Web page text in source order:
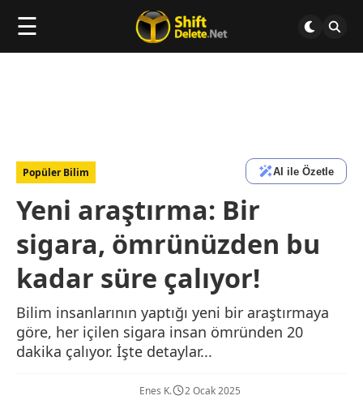
☰
Popüler Bilim AI ile Özetle
Yeni araştırma: Bir
sigara, ömrünüzden bu
kadar süre çalıyor!
Bilim insanlarının yaptığı yeni bir araştırmaya
göre, her içilen sigara insan ömründen 20
dakika çalıyor. İşte detaylar...
Enes K. 2 Ocak 2025